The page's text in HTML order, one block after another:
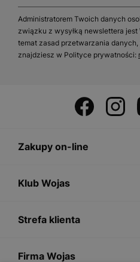
Administratorem Twoich danych
związku z wysyłką newslettera jest
temat zasad przetwarzania
znajdziesz w Polityce prywatności:
Zakupy on-line
Klub Wojas
Strefa klienta
Firma Wojas